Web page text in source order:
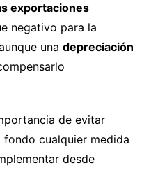
exportaciones
negativo para la
una depreciación
de evitar
fondo cualquier medida
desde